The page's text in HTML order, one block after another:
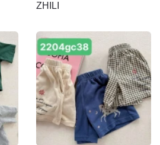
ZHILI